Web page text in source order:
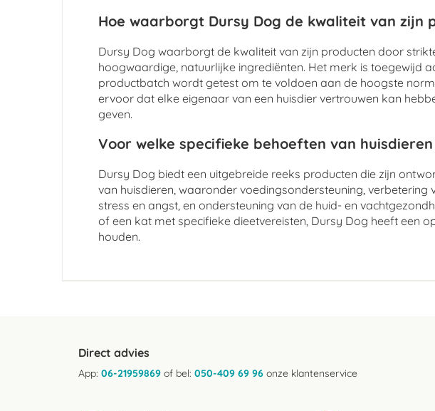
Hoe waarborgt Dursy Dog de kwaliteit van zijn
Dursy Dog waarborgt de kwaliteit van zijn producten door
hoogwaardige, natuurlijke ingrediënten. Het merk is toegewijd
productbatch wordt getest om te voldoen aan de hoogste
ervoor dat elke eigenaar van een huisdier vertrouwen kan
geven.
Voor welke specifieke behoeften van
Dursy Dog biedt een uitgebreide reeks producten die zijn
van huisdieren, waaronder voedingsondersteuning,
stress en angst, en ondersteuning van de huid- en
of een kat met specifieke dieetvereisten, Dursy Dog heeft een
houden.
Direct advies
App: 06-21959869 of bel: 050-409 69 96 onze klantenservice